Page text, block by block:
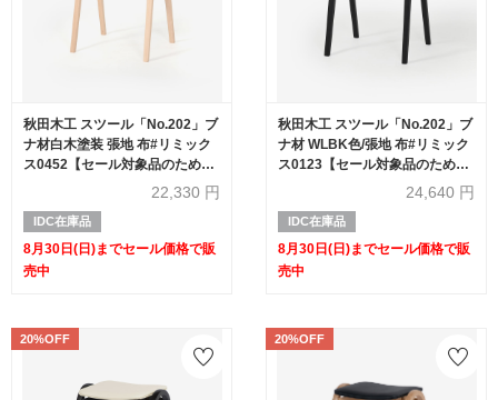
秋田木工 スツール「No.202」ブ
ナ材白木塗装 張地 布#リミック
ス0452【セール対象品のため
22,330 円
IDC在庫品
8月30日(日)までセール価格で販
売中
秋田木工 スツール「No.202」ブ
ナ材 WLBK色/張地 布#リミック
ス0123【セール対象品のため
24,640 円
IDC在庫品
8月30日(日)までセール価格で販
売中
20%OFF 20%OFF